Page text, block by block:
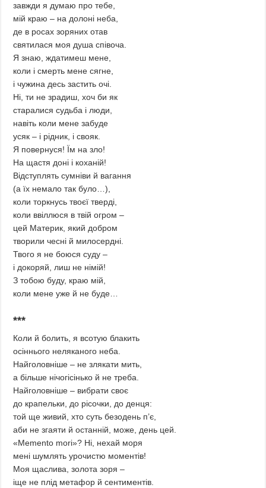
завжди я думаю про тебе,
мій краю – на долоні неба,
де в росах зоряних отав
святилася моя душа співоча.
Я знаю, ждатимеш мене,
коли і смерть мене сягне,
і чужина десь застить очі.
Ні, ти не зрадиш, хоч би як
старалися судьба і люди,
навіть коли мене забуде
усяк – і рідник, і свояк.
Я повернуся! Їм на зло!
На щастя доні і коханій!
Відступлять сумніви й вагання
(а їх немало так було…),
коли торкнусь твоєї тверді,
коли ввіллюся в твій огром –
цей Материк, який добром
творили чесні й милосердні.
Твого я не боюся суду –
і докоряй, лиш не німій!
З тобою буду, краю мій,
коли мене уже й не буде…
***
Коли й болить, я всотую блакить
осіннього неляканого неба.
Найголовніше – не злякати мить,
а більше нічогісінько й не треба.
Найголовніше – вибрати своє
до крапельки, до рісочки, до денця:
той ще живий, хто суть безодень п’є,
аби не згаяти й останній, може, день цей.
«Mеmento mori»? Ні, нехай моря
мені шумлять урочистю моментів!
Моя щаслива, золота зоря –
іще не плід метафор й сентиментів.